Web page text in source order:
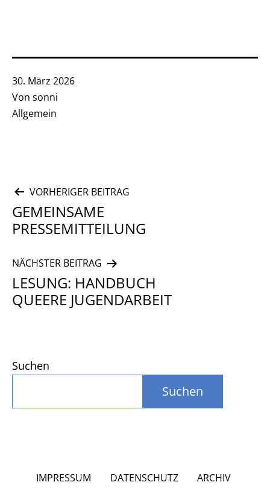
Veröffentlicht
am
30. März 2026
Von sonni
Kategorisiert
Allgemein
Beitragsnavigation
VORHERIGER BEITRAG
GEMEINSAME
PRESSEMITTEILUNG
NÄCHSTER BEITRAG
LESUNG: HANDBUCH
QUEERE JUGENDARBEIT
Suchen
Suchen
IMPRESSUM DATENSCHUTZ ARCHIV